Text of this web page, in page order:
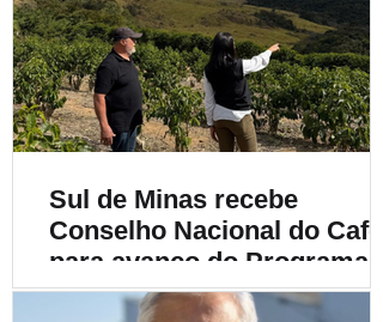
Sul de Minas recebe
Conselho Nacional do Café
para avanço do Programa
Café Produtor de Água